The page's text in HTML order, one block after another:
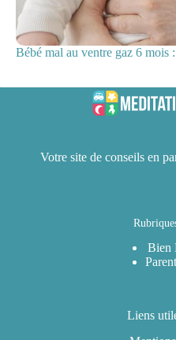
Bébé mal au ventre gaz 6 mois
Votre site de conseils en
Bien
Liens